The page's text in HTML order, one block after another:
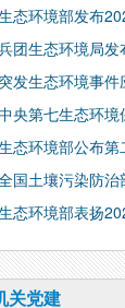
态环境部发布
团生态环境局
突发生态环境事
央第七生态环
态环境部公布
国土壤污染防
态环境部表扬
关党建
简介：郭劲松
学，工学学士